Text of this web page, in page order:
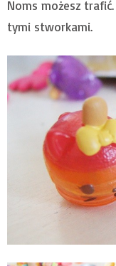
Noms możesz
tymi stworkami.